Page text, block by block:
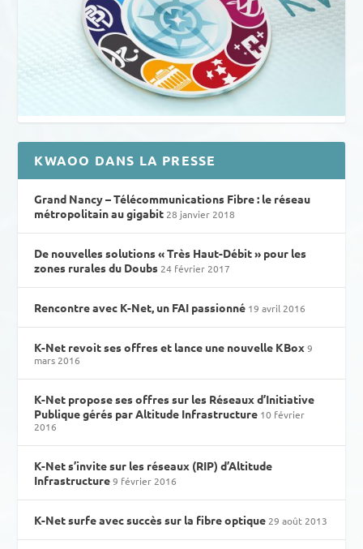
KWAOO DANS LA PRESSE
Grand Nancy – Télécommunications Fibre : le réseau
métropolitain au gigabit 28 janvier 2018
De nouvelles solutions « Très Haut-Débit » pour les
zones rurales du Doubs 24 février 2017
Rencontre avec K-Net, un FAI passionné 19 avril 2016
K-Net revoit ses offres et lance une nouvelle KBox 9
mars 2016
K-Net propose ses offres sur les Réseaux d’Initiative
Publique gérés par Altitude Infrastructure 10 février
2016
K-Net s’invite sur les réseaux (RIP) d’Altitude
Infrastructure 9 février 2016
K-Net surfe avec succès sur la fibre optique 29 août 2013